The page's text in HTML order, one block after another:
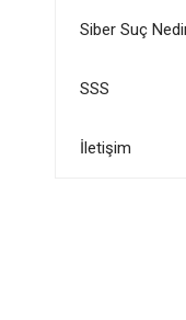
Siber Suç
SSS
İletişim